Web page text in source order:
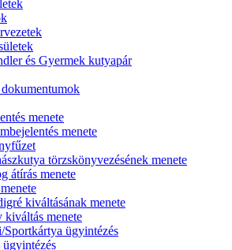
és Gyermek kutyapár
menete
menete
törzskönyvezésének menete
átírás menete
kiváltásának menete
kiváltás menete
Sportkártya ügyintézés